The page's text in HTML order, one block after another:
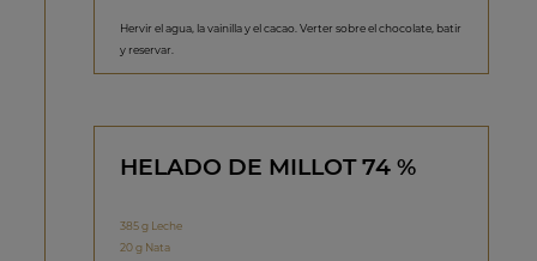
Hervir el agua, la vainilla y el cacao. Verter sobre el chocolate, batir
y reservar.
HELADO DE MILLOT 74 %
385 g Leche
20 g Nata